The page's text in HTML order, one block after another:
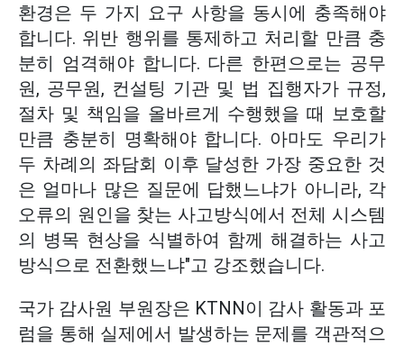
환경은 두 가지 요구 사항을 동시에 충족해야
합니다. 위반 행위를 통제하고 처리할 만큼 충
분히 엄격해야 합니다. 다른 한편으로는 공무
원, 공무원, 컨설팅 기관 및 법 집행자가 규정,
절차 및 책임을 올바르게 수행했을 때 보호할
만큼 충분히 명확해야 합니다. 아마도 우리가
두 차례의 좌담회 이후 달성한 가장 중요한 것
은 얼마나 많은 질문에 답했느냐가 아니라, 각
오류의 원인을 찾는 사고방식에서 전체 시스템
의 병목 현상을 식별하여 함께 해결하는 사고
방식으로 전환했느냐"고 강조했습니다.
국가 감사원 부원장은 KTNN이 감사 활동과 포
럼을 통해 실제에서 발생하는 문제를 객관적으